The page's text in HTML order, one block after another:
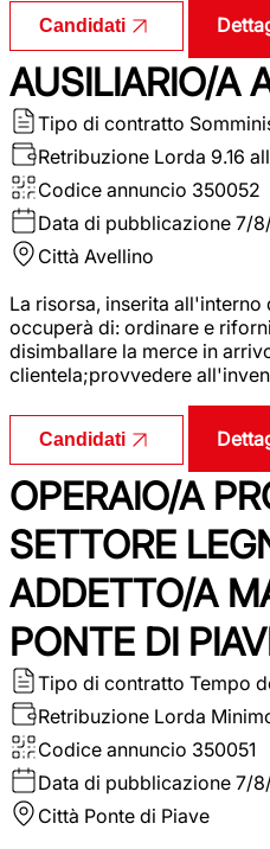
Candidati
AUSILIARIO/A
Tipo di contratto
Retribuzione Lorda 9.16
Codice annuncio 350052
Data di pubblicazione 7/
Città Avellino
La risorsa, inserita all'interno
occuperà di: ordinare e
disimballare la merce in
clientela;provvedere
Candidati
OPERAIO/A
SETTORE
ADDETTO/A
PONTE DI
Tipo di contratto Tempo
Retribuzione Lorda
Codice annuncio 350051
Data di pubblicazione 7/
Città Ponte di Piave